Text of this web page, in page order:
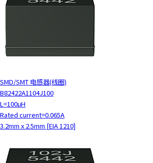
SMD/SMT 电感器(线圈)
B82422A1104J100
L=100μH
Rated current=0.065A
3.2mm x 2.5mm [EIA 1210]